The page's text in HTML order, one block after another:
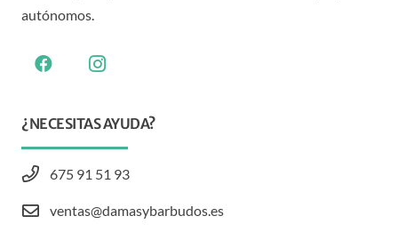
autónomos.
¿NECESITAS AYUDA?
675 91 51 93
ventas@damasybarbudos.es